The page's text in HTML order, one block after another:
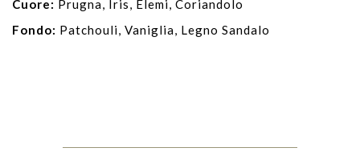
Cuore: Prugna, Iris, Elemi, Coriandolo
Fondo: Patchouli, Vaniglia, Legno Sandalo